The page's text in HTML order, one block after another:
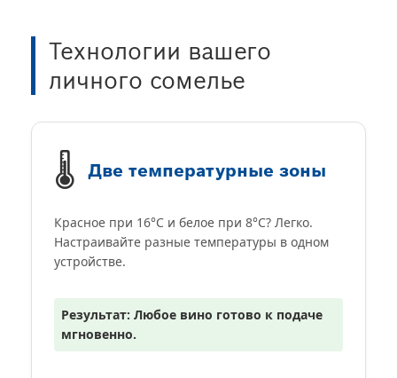
Технологии вашего
личного сомелье
🌡️ Две температурные зоны
Красное при 16°C и белое при 8°C? Легко.
Настраивайте разные температуры в одном
устройстве.
Результат: Любое вино готово к подаче
мгновенно.